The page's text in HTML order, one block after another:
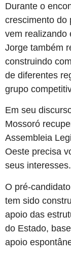
Durante o
crescimento do
vem realizando
Jorge também
construindo
de diferentes
grupo
Em seu
Mossoró
Assembleia
Oeste precisa
seus interesses.
O pré-
tem sido
apoio das
do Estado,
apoio